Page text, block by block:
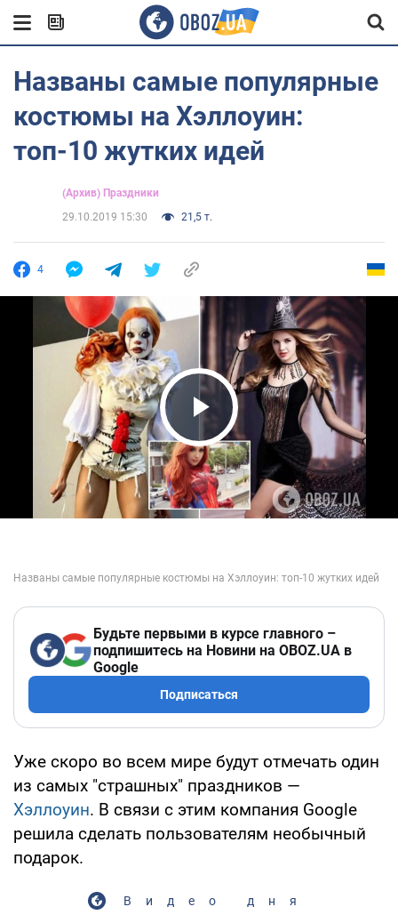
Названы самые популярные
костюмы на Хэллоуин:
топ-10 жутких идей
(Архив) Праздники
29.10.2019 15:30
21,5 т.
4
Play Video
Будьте первыми в курсе главного –
подпишитесь на Новини на OBOZ.UA в
Google
Подписаться
Уже скоро во всем мире будут отмечать один
из самых "страшных" праздников —
Хэллоуин. В связи с этим компания Google
решила сделать пользователям необычный
подарок.
Видео дня